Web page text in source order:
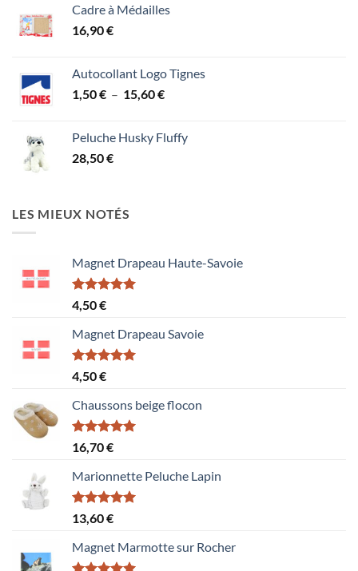
Cadre à Médailles
16,90€
Autocollant Logo Tignes
1,50€ – 15,60€Plage
1,50 €
Peluche Husky Fluffy
28,50€
LES MIEUX NOTÉS
Magnet Drapeau Haute-Savoie
Note5.00
sur 5
4,50€
Magnet Drapeau Savoie
Note5.00
sur 5
4,50€
Chaussons beige flocon
Note5.00
sur 5
16,70€
Marionnette Peluche Lapin
Note5.00
sur 5
13,60€
Magnet Marmotte sur Rocher